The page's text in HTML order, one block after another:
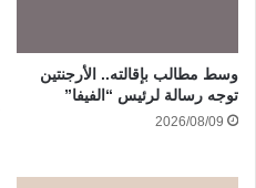
وسط مطالب بإقالته.. الأرجنتين
توجه رسالة لرئيس “الفيفا”
2026/08/09